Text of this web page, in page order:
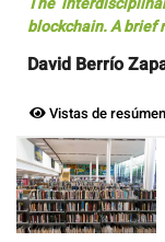
blockchain. A brief
David Berrío
Vistas de